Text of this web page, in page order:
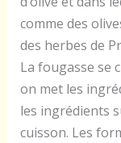
comme des
des herbes de
La fougasse se
on met les
les ingrédients
cuisson. Les